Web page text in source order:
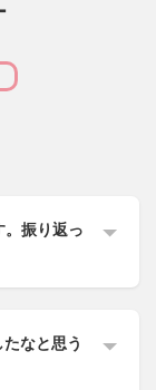
。振り返っ
なと思う